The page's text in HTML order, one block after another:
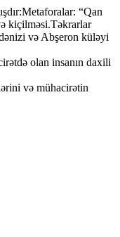
“Qan
kiçilməsi.Təkrarlar
və Abşeron küləyi
olan insanın daxili
və mühacirətin